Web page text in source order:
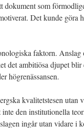
dokument som
Det kunde göra
faktorn. Anslag
det ambitiösa djupet
högrenässansen.
kvalitetstesen utan
den institutionella
ingår utan vidare i